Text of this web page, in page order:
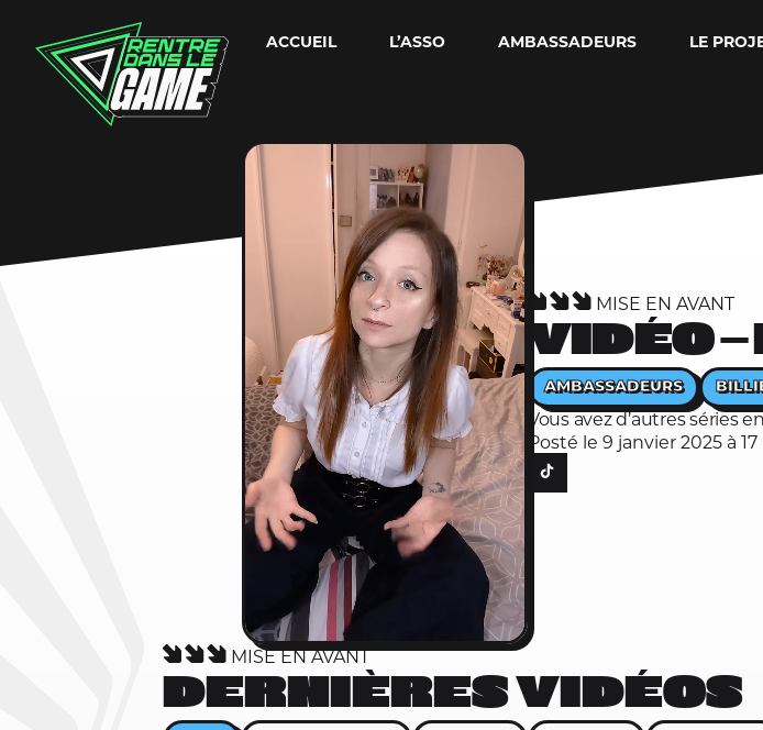
ACCUEIL L’ASSO AMBASSADEURS LE
MISE EN AVANT
VIDÉO
AMBASSADEURS
Vous avez d’autres séries
Posté le 9 janvier 2025 à
MISE EN AVANT
DERNIÈRES VIDÉOS